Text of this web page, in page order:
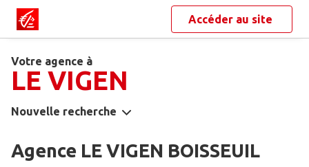
Accéder au site
Votre agence à
LE VIGEN
Nouvelle recherche
Agence LE VIGEN BOISSEUIL